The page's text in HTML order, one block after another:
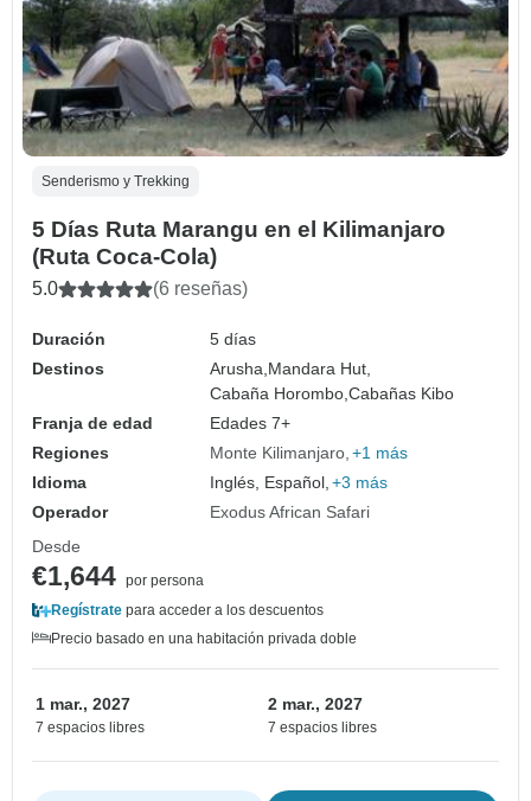
Senderismo y Trekking
5 Días Ruta Marangu en el Kilimanjaro
(Ruta Coca-Cola)
5.0 (6 reseñas)
Duración
5 días
Destinos
Arusha, Mandara Hut,
Cabaña Horombo,Cabañas Kibo
Franja de edad
Edades 7+
Regiones
Monte Kilimanjaro +1 más
Idioma
Inglés, Español, +3 más
Operador
Exodus African Safari
Desde
€1,644 por persona
Regístrate para acceder a los descuentos
Precio basado en una habitación privada doble
1 mar., 2027
7 espacios libres
2 mar., 2027
7 espacios libres